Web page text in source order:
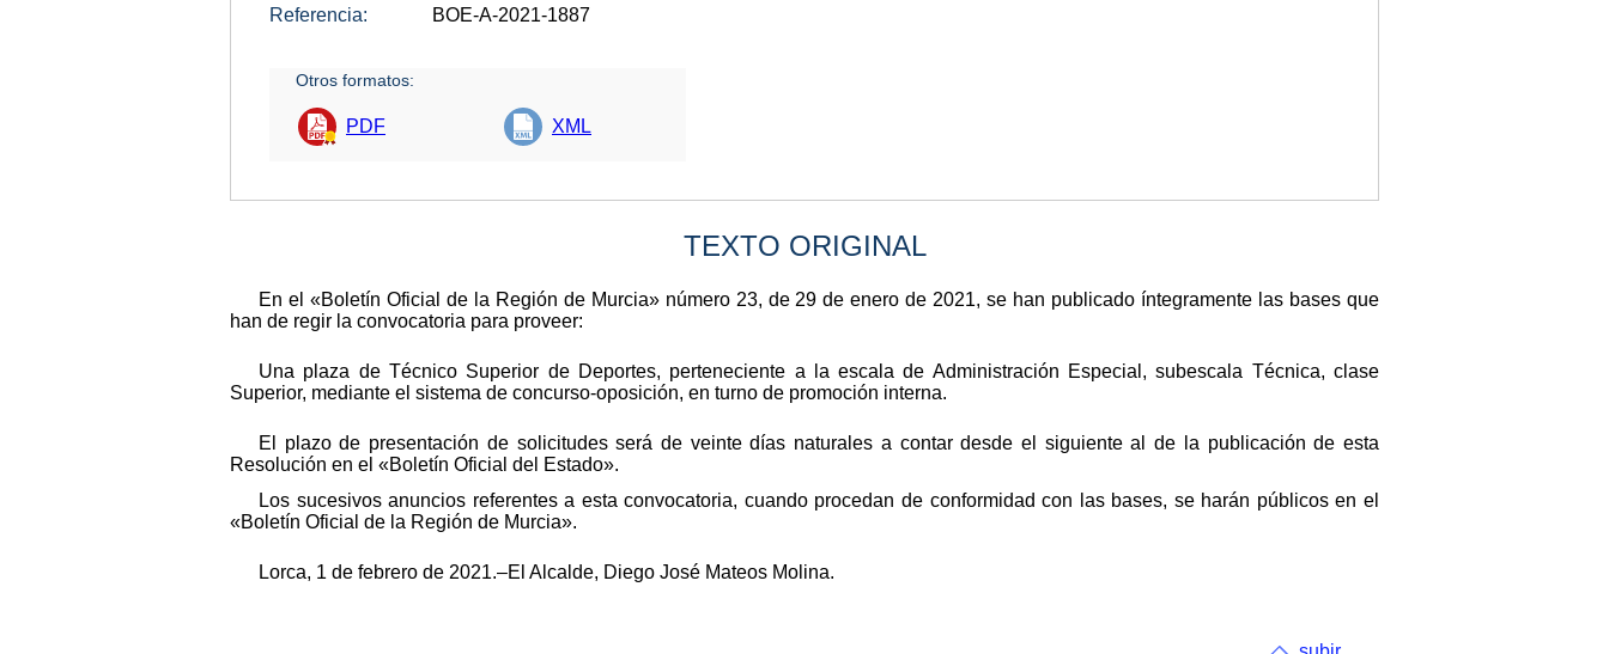
Referencia:
BOE-A-2021-1887
Otros formatos:
PDF XML
TEXTO ORIGINAL
En el «Boletín Oficial de la Región de Murcia» número 23, de 29 de enero de 2021, se han publicado íntegramente las bases que
han de regir la convocatoria para proveer:
Una plaza de Técnico Superior de Deportes, perteneciente a la escala de Administración Especial, subescala Técnica, clase
Superior, mediante el sistema de concurso-oposición, en turno de promoción interna.
El plazo de presentación de solicitudes será de veinte días naturales a contar desde el siguiente al de la publicación de esta
Resolución en el «Boletín Oficial del Estado».
Los sucesivos anuncios referentes a esta convocatoria, cuando procedan de conformidad con las bases, se harán públicos en el
«Boletín Oficial de la Región de Murcia».
Lorca, 1 de febrero de 2021.–El Alcalde, Diego José Mateos Molina.